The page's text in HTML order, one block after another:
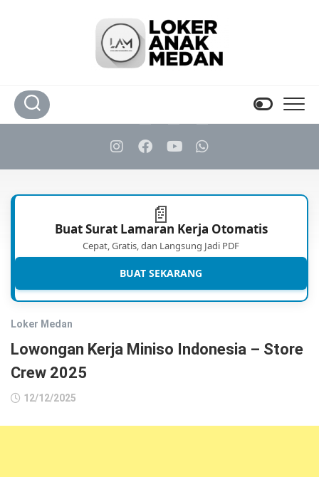
📄
Buat Surat Lamaran Kerja Otomatis
Cepat, Gratis, dan Langsung Jadi PDF
BUAT SEKARANG
Loker Medan
Lowongan Kerja Miniso Indonesia – Store
Crew 2025
12/12/2025